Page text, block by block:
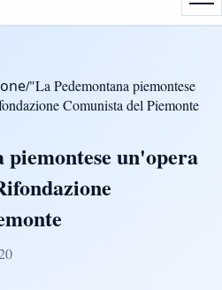
/"La Pedemontana piemontese
Comunista del Piemonte
un'opera